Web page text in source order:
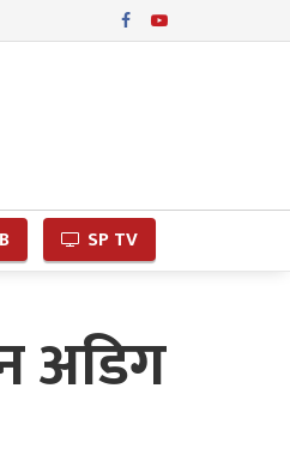
SP TV
अडिग